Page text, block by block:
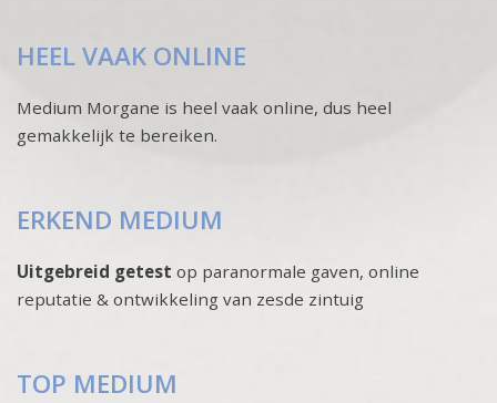
HEEL VAAK ONLINE
Medium Morgane is heel vaak online, dus heel
gemakkelijk te bereiken.
ERKEND MEDIUM
Uitgebreid getest op paranormale gaven, online
reputatie & ontwikkeling van zesde zintuig
TOP MEDIUM